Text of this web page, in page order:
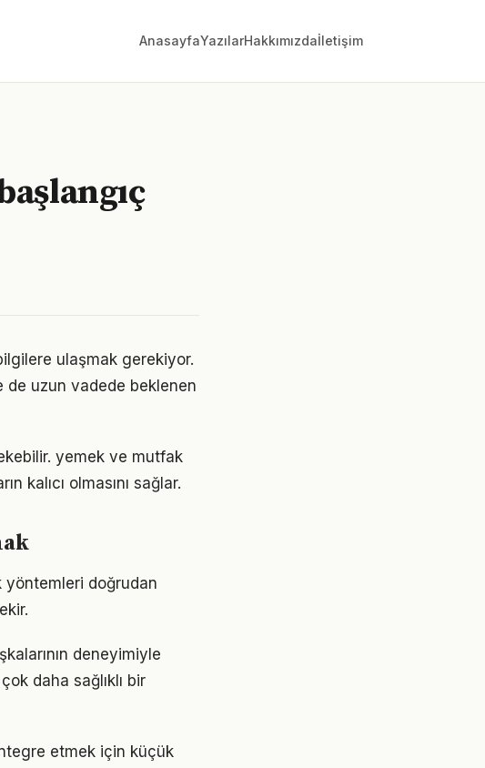
AnasayfaYazılarHakkımızdaİletişim
ulaşmak gerekiyor.
de uzun vadede beklenen
yemek ve mutfak
kalıcı olmasını sağlar.
yöntemleri doğrudan
deneyimiyle
daha sağlıklı bir
etmek için küçük